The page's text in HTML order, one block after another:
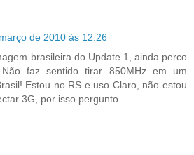
de 2010 às 12:26
brasileira do Update 1, ainda perco
faz sentido tirar 850MHz em um
Estou no RS e uso Claro, não estou
3G, por isso pergunto